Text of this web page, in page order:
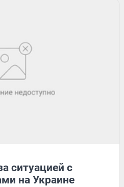
ситуацией с
на Украине